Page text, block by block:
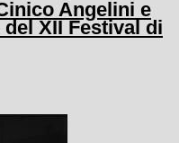
Angelini e
XII Festival di